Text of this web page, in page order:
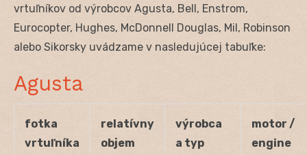
vrtuľníkov od výrobcov Agusta, Bell, Enstrom,
Eurocopter, Hughes, McDonnell Douglas, Mil, Robinson
alebo Sikorsky uvádzame v nasledujúcej tabuľke:
Agusta
fotka
vrtuľníka
relatívny
objem
výrobca
a typ
motor /
engine